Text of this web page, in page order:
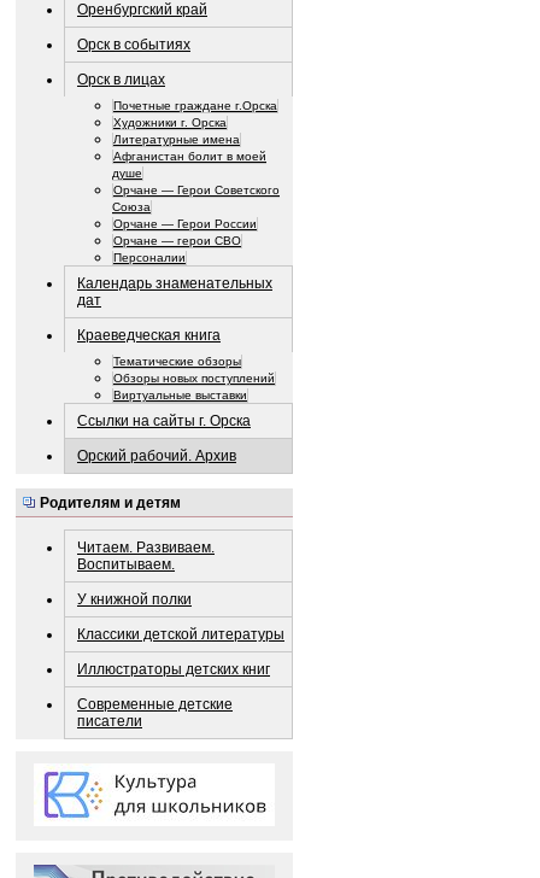
Оренбургский край
Орск в событиях
Орск в лицах
Почетные граждане г.Орска
Художники г. Орска
Литературные имена
Афганистан болит в моей
душе
Орчане — Герои Советского
Союза
Орчане — Герои России
Орчане — герои СВО
Персоналии
Календарь знаменательных
дат
Краеведческая книга
Тематические обзоры
Обзоры новых поступлений
Виртуальные выставки
Ссылки на сайты г. Орска
Орский рабочий. Архив
Родителям и детям
Читаем. Развиваем.
Воспитываем.
У книжной полки
Классики детской литературы
Иллюстраторы детских книг
Современные детские
писатели